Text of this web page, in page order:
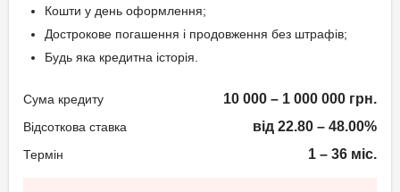
Кошти у день оформлення;
Дострокове погашення і продовження без штрафів;
Будь яка кредитна історія.
Сума кредиту 10 000 – 1 000 000 грн.
Відсоткова ставка від 22.80 – 48.00%
Термін 1 – 36 міс.